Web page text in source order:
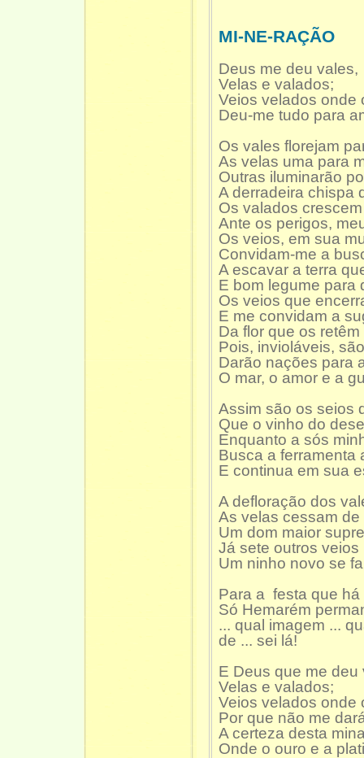
MI-NE-RAÇÃO
Deus me deu vales,
Velas e valados;
Veios velados onde
Deu-me tudo para
Os vales florejam
As velas uma para
Outras iluminarão
A derradeira chispa
Os valados
Ante os perigos,
Os veios, em sua
Convidam-me a
A escavar a terra
E bom legume para
Os veios que
E me convidam a
Da flor que os
Pois, invioláveis,
Darão nações para
O mar, o amor e a
Assim são os seios
Que o vinho do
Enquanto a sós
Busca a ferramenta
E continua em sua
A defloração dos
As velas cessam
Um dom maior
Já sete outros veios
Um ninho novo se
Para a festa que há
Só Hemarém
... qual imagem ...
de ... sei lá!
E Deus que me deu
Velas e valados;
Veios velados onde
Por que não me
A certeza desta
Onde o ouro e a